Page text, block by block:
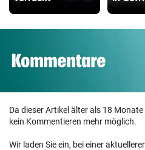
Da dieser Artikel älter als 18
kein Kommentieren mehr möglich.
Wir laden Sie ein, bei einer